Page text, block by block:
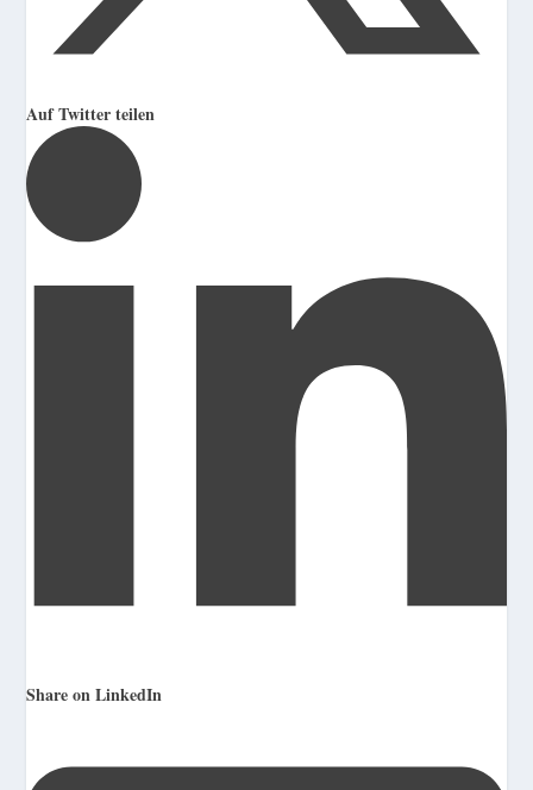
Auf Twitter teilen
Share on LinkedIn